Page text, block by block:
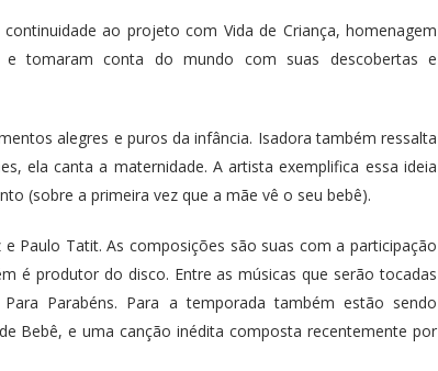
ao projeto com Vida de Criança, homenagem
tomaram conta do mundo com suas descobertas e
alegres e puros da infância. Isadora também ressalta
ela canta a maternidade. A artista exemplifica essa ideia
(sobre a primeira vez que a mãe vê o seu bebê).
Paulo Tatit. As composições são suas com a participação
é produtor do disco. Entre as músicas que serão tocadas
Parabéns. Para a temporada também estão sendo
Bebê, e uma canção inédita composta recentemente por